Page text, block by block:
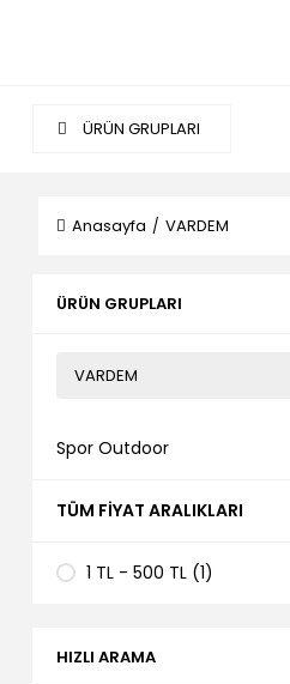
ÜRÜN GRUPLARI
Anasayfa VARDEM
ÜRÜN GRUPLARI
VARDEM
Spor Outdoor
TÜM FIYAT ARALIKLARI
1 TL - 500 TL (1)
HIZLI ARAMA